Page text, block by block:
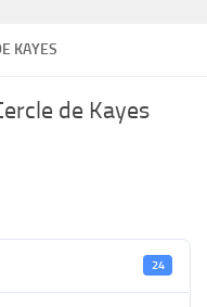
KAYES
de Kayes
24